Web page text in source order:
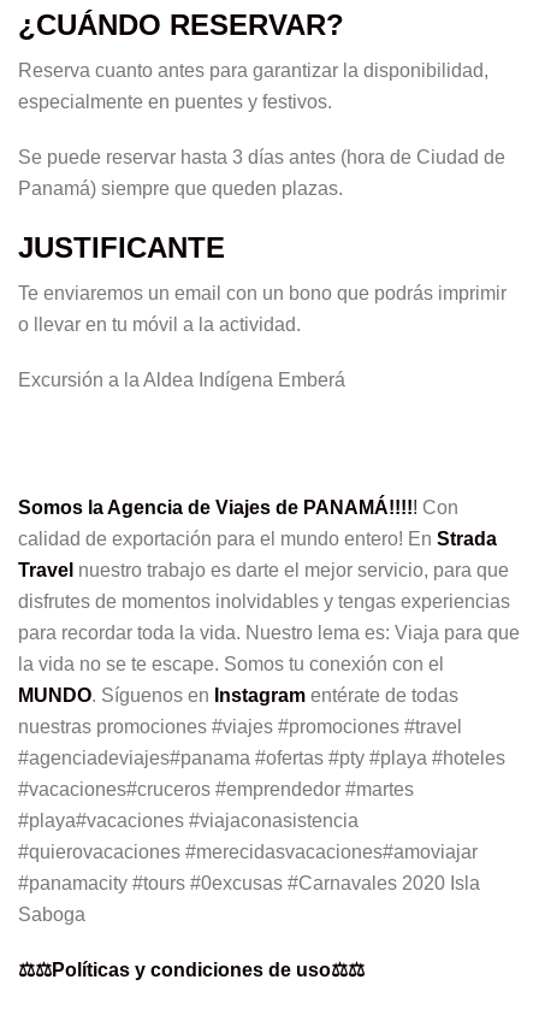
¿CUÁNDO RESERVAR?
Reserva cuanto antes para garantizar la disponibilidad,
especialmente en puentes y festivos.
Se puede reservar hasta 3 días antes (hora de Ciudad de
Panamá) siempre que queden plazas.
JUSTIFICANTE
Te enviaremos un email con un bono que podrás imprimir
o llevar en tu móvil a la actividad.
Excursión a la Aldea Indígena Emberá
Somos la Agencia de Viajes de PANAMÁ!!!!! Con
calidad de exportación para el mundo entero! En Strada
Travel nuestro trabajo es darte el mejor servicio, para que
disfrutes de momentos inolvidables y tengas experiencias
para recordar toda la vida. Nuestro lema es: Viaja para que
la vida no se te escape. Somos tu conexión con el
MUNDO. Síguenos en Instagram entérate de todas
nuestras promociones #viajes #promociones #travel
#agenciadeviajes#panama #ofertas #pty #playa #hoteles
#vacaciones#cruceros #emprendedor #martes
#playa#vacaciones #viajaconasistencia
#quierovacaciones #merecidasvacaciones#amoviajar
#panamacity #tours #0excusas #Carnavales 2020 Isla
Saboga
⚖️⚖️Políticas y condiciones de uso⚖️⚖️